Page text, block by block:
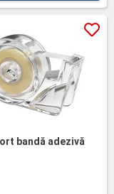
bandă adezivă